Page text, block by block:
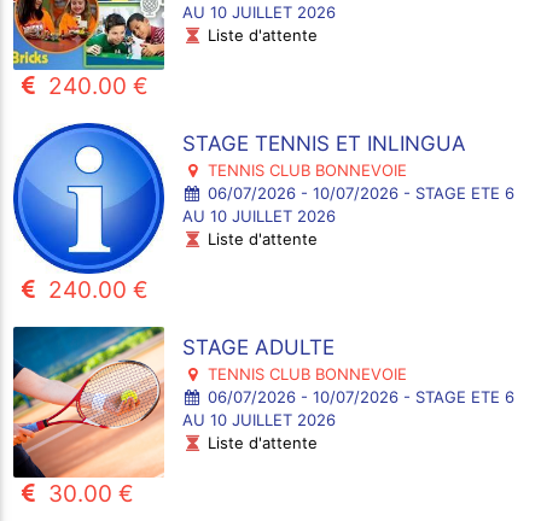
AU 10 JUILLET 2026
Liste d'attente
240.00 €
STAGE TENNIS ET INLINGUA
TENNIS CLUB BONNEVOIE
06/07/2026 - 10/07/2026 - STAGE ETE 6
AU 10 JUILLET 2026
Liste d'attente
240.00 €
STAGE ADULTE
TENNIS CLUB BONNEVOIE
06/07/2026 - 10/07/2026 - STAGE ETE 6
AU 10 JUILLET 2026
Liste d'attente
30.00 €